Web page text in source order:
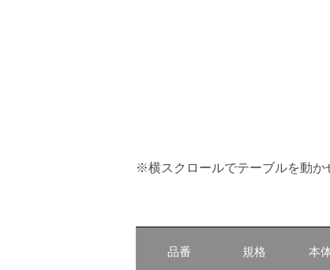
※横スクロールでテーブルを動か
品番 規格 本